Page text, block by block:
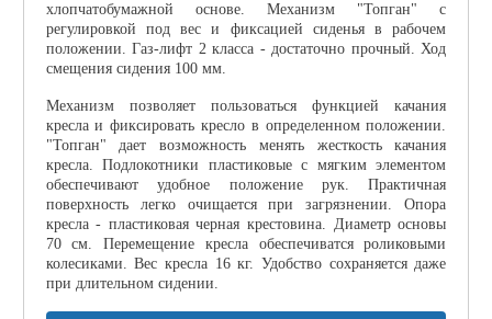
хлопчатобумажной основе. Механизм "Топган" с
регулировкой под вес и фиксацией сиденья в рабочем
положении. Газ-лифт 2 класса - достаточно прочный. Ход
смещения сидения 100 мм.
Механизм позволяет пользоваться функцией качания
кресла и фиксировать кресло в определенном положении.
"Топган" дает возможность менять жесткость качания
кресла. Подлокотники пластиковые с мягким элементом
обеспечивают удобное положение рук. Практичная
поверхность легко очищается при загрязнении. Опора
кресла - пластиковая черная крестовина. Диаметр основы
70 см. Перемещение кресла обеспечиватся роликовыми
колесиками. Вес кресла 16 кг. Удобство сохраняется даже
при длительном сидении.